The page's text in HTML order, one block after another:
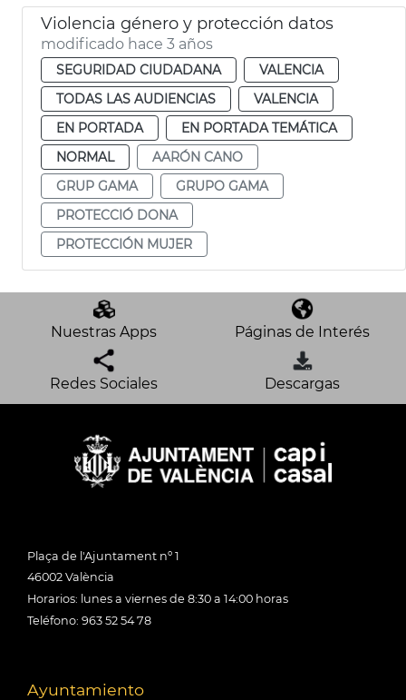
Violencia género y protección datos
modificado hace 3 años
SEGURIDAD CIUDADANA
VALENCIA
TODAS LAS AUDIENCIAS
VALENCIA
EN PORTADA
EN PORTADA TEMÁTICA
NORMAL
AARÓN CANO
GRUP GAMA
GRUPO GAMA
PROTECCIÓ DONA
PROTECCIÓN MUJER
Nuestras Apps Páginas de Interés
Redes Sociales Descargas
Plaça de l'Ajuntament nº 1
46002 València
Horarios: lunes a viernes de 8:30 a 14:00 horas
Teléfono: 963 52 54 78
Ayuntamiento